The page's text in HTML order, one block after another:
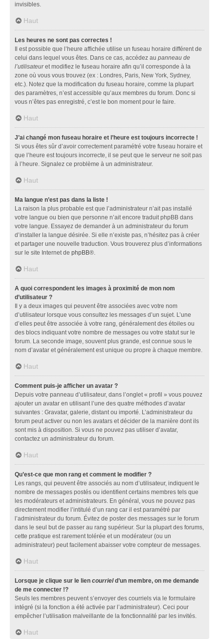
invisibles.
Haut
Les heures ne sont pas correctes !
Il est possible que l’heure affichée utilise un fuseau horaire différent de
celui dans lequel vous êtes. Dans ce cas, accédez au panneau de
l’utilisateuret modifiez le fuseau horaire afin qu’il corresponde à la
zone où vous vous trouvez (ex : Londres, Paris, New York, Sydney,
etc.). Notez que la modification du fuseau horaire, comme la plupart
des paramètres, n’est accessible qu’aux membres du forum. Donc si
vous n’êtes pas enregistré, c’est le bon moment pour le faire.
Haut
J’ai changé mon fuseau horaire et l’heure est toujours incorrecte !
Si vous êtes sûr d’avoir correctement paramétré votre fuseau horaire et
que l’heure est toujours incorrecte, il se peut que le serveur ne soit pas
à l’heure. Signalez ce problème à un administrateur.
Haut
Ma langue n’est pas dans la liste !
La raison la plus probable est que l’administrateur n’ait pas installé
votre langue ou bien que personne n’ait encore traduit phpBB dans
votre langue. Essayez de demander à un administrateur du forum
d’installer la langue désirée. Si elle n’existe pas, n’hésitez pas à créer
et partager une nouvelle traduction. Vous trouverez plus d’informations
sur le site Internet de phpBB®.
Haut
A quoi correspondent les images à proximité de mon nom
d’utilisateur ?
Il y a deux images qui peuvent être associées avec votre nom
d’utilisateur lorsque vous consultez les messages d’un sujet. L’une
d’elles peut être associée à votre rang, généralement des étoiles ou
des blocs indiquant votre nombre de messages ou votre statut sur le
forum. La seconde image, souvent plus grande, est connue sous le
nom d’avatar et généralement est unique ou propre à chaque membre.
Haut
Comment puis-je afficher un avatar ?
Depuis votre panneau d’utilisateur, dans l’onglet « profil » vous pouvez
ajouter un avatar en utilisant l’une des quatre méthodes d’avatar
suivantes : Gravatar, galerie, distant ou importé. L’administrateur du
forum peut activer ou non les avatars et décider de la manière dont ils
sont mis à disposition. Si vous ne pouvez pas utiliser d’avatar,
contactez un administrateur du forum.
Haut
Qu’est-ce que mon rang et comment le modifier ?
Les rangs, qui peuvent être associés au nom d’utilisateur, indiquent le
nombre de messages postés ou identifient certains membres tels que
les modérateurs et administrateurs. En général, vous ne pouvez pas
directement modifier l’intitulé d’un rang car il est paramétré par
l’administrateur du forum. Évitez de poster des messages sur le forum
dans le seul but de passer au rang supérieur. Sur la plupart des forums,
cette pratique est rarement tolérée et un modérateur (ou un
administrateur) peut facilement abaisser votre compteur de messages.
Haut
Lorsque je clique sur le lien courrield’un membre, on me demande
de me connecter !?
Seuls les membres peuvent s’envoyer des courriels via le formulaire
intégré (si la fonction a été activée par l’administrateur). Ceci pour
empêcher l’utilisation malveillante de la fonctionnalité par les invités.
Haut